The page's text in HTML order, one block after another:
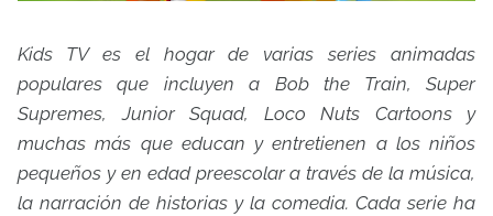
Kids TV es el hogar de varias series animadas
populares que incluyen a Bob the Train, Super
Supremes, Junior Squad, Loco Nuts Cartoons y
muchas más que educan y entretienen a los niños
pequeños y en edad preescolar a través de la música,
la narración de historias y la comedia. Cada serie ha